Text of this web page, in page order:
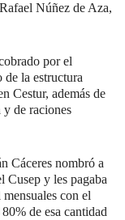
Núñez de Aza,
por el
la estructura
Cestur, además de
y de raciones
Cáceres nombró a
Cusep y les pagaba
con el
de esa cantidad